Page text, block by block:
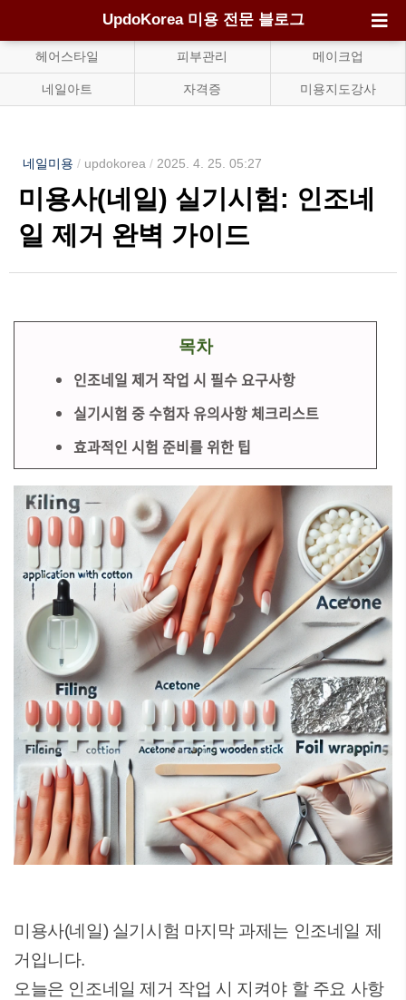
UpdoKorea 미용 전문 블로그
헤어스타일 피부관리 메이크업
네일아트 자격증 미용지도강사
네일미용 / updokorea / 2025. 4. 25. 05:27
미용사(네일) 실기시험: 인조네
일 제거 완벽 가이드
목차
인조네일 제거 작업 시 필수 요구사항
실기시험 중 수험자 유의사항 체크리스트
효과적인 시험 준비를 위한 팁
미용사(네일) 실기시험 마지막 과제는 인조네일 제
거입니다.
오늘은 인조네일 제거 작업 시 지켜야 할 주요 사항